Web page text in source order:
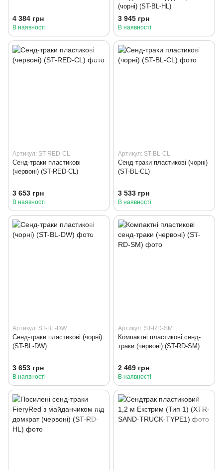
4 384 грн
В наявності
(чорні) (ST-BL-HL)
3 945 грн
В наявності
Артикул: ST-RED-CL
Сенд-траки пластикові
(червоні) (ST-RED-CL)
3 653 грн
В наявності
Артикул: ST-BL-CL
Сенд-траки пластикові (чорні)
(ST-BL-CL)
3 533 грн
В наявності
Артикул: ST-BL-DW
Сенд-траки пластикові (чорні)
(ST-BL-DW)
3 653 грн
В наявності
Артикул: ST-RD-SM
Компактні пластикові сенд-
траки (червоні) (ST-RD-SM)
2 469 грн
В наявності